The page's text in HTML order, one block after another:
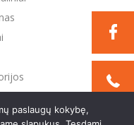
paslaugų kokybę,